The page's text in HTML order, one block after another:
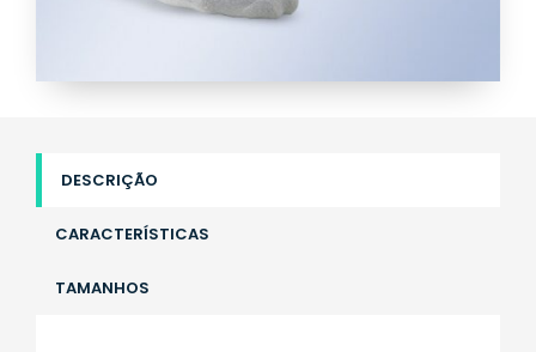
DESCRIÇÃO
CARACTERÍSTICAS
TAMANHOS